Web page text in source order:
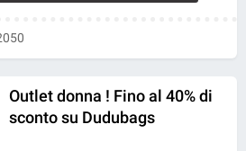
Outlet donna ! Fino al 40% di
sconto su Dudubags